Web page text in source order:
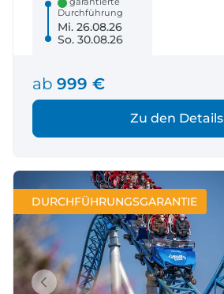
Durchführung
Mi. 26.08.26
So. 30.08.26
ab 999 €
Zu den Details
DURCHFÜHRUNGSGARANTIE